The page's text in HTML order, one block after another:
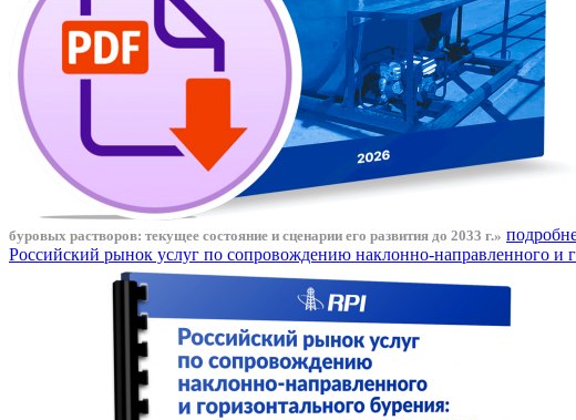
буровых растворов: текущее состояние и сценарии его развития до 2033 г.»
Российский рынок услуг по сопровождению наклонно-направленного и